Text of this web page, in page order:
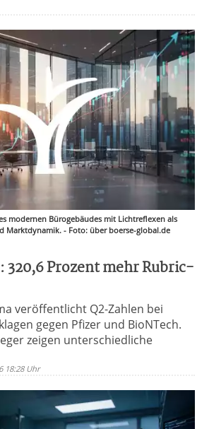
modernen Bürogebäudes mit Lichtreflexen als
Marktdynamik. - Foto: über boerse-global.de
Prozent mehr Rubric-
veröffentlicht Q2-Zahlen bei
gegen Pfizer und BioNTech.
zeigen unterschiedliche
18:28 Uhr